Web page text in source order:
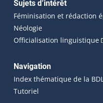
Sujets d’intérêt
Féminisation et rédaction
Néologie
Officialisation linguistique
Navigation
Index thématique de la BDL
Tutoriel